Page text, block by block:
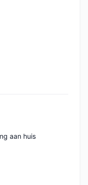
aan huis